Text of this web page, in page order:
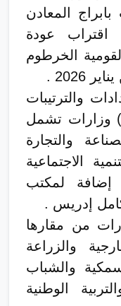
المعادن
عودة
الخرطوم
.
والترتيبات
النهائية بالابراج التي تضم (6) وزارات تشمل
والتجارة
الاجتماعية
إضافة لمكتب
إدريس .
من مقارها
والزراعة
والشباب
الوطنية